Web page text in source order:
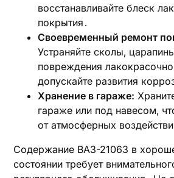
восстанавливайте блеск
покрытия․
Своевременный ремонт
Устраняйте сколы‚
повреждения
допускайте развития
Хранение в гараже:
гараже или под навесом‚
от атмосферных
Содержание ВАЗ-21063 в
состоянии требует